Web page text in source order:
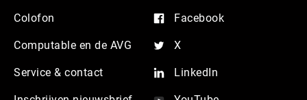
Colofon
Computable en de AVG
Service & contact
Facebook
X
LinkedIn